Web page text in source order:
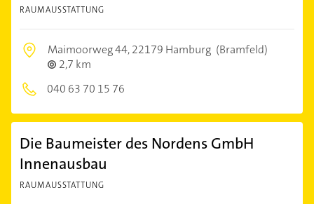
RAUMAUSSTATTUNG
Maimoorweg 44,22179 Hamburg (Bramfeld)
2,7 km
040 63 70 15 76
Die Baumeister des Nordens GmbH
Innenausbau
RAUMAUSSTATTUNG